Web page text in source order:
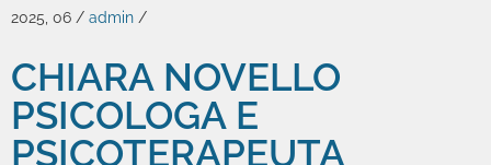
2025, 06 / admin /
CHIARA NOVELLO
PSICOLOGA E
PSICOTERAPEUTA